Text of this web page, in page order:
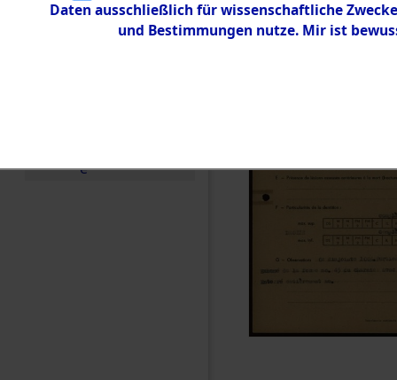
5.3.3
Todesmärsch
e
Daten ausschließlich für wissenschaftliche
und Bestimmungen nutze. Mir ist